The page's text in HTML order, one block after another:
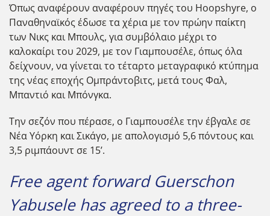
Όπως αναφέρουν αναφέρουν πηγές του Hoopshyre, ο
Παναθηναϊκός έδωσε τα χέρια με τον πρώην παίκτη
των Νικς και Μπουλς, για συμβόλαιο μέχρι το
καλοκαίρι του 2029, με τον Γιαμπουσέλε, όπως όλα
δείχνουν, να γίνεται το τέταρτο μεταγραφικό κτύπημα
της νέας εποχής Ομπράντοβιτς, μετά τους Φαλ,
Μπαντιό και Μπόνγκα.
Την σεζόν που πέρασε, ο Γιαμπουσέλε την έβγαλε σε
Νέα Υόρκη και Σικάγο, με απολογισμό 5,6 πόντους και
3,5 ριμπάουντ σε 15’.
Free agent forward Guerschon
Yabusele has agreed to a three-